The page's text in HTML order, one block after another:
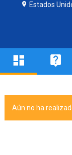
Estados
Aún no ha